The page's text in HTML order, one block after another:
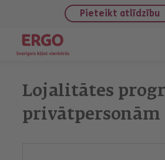
saturu
Pieteikt atlīdzību
Lojalitātes
privātpersonām